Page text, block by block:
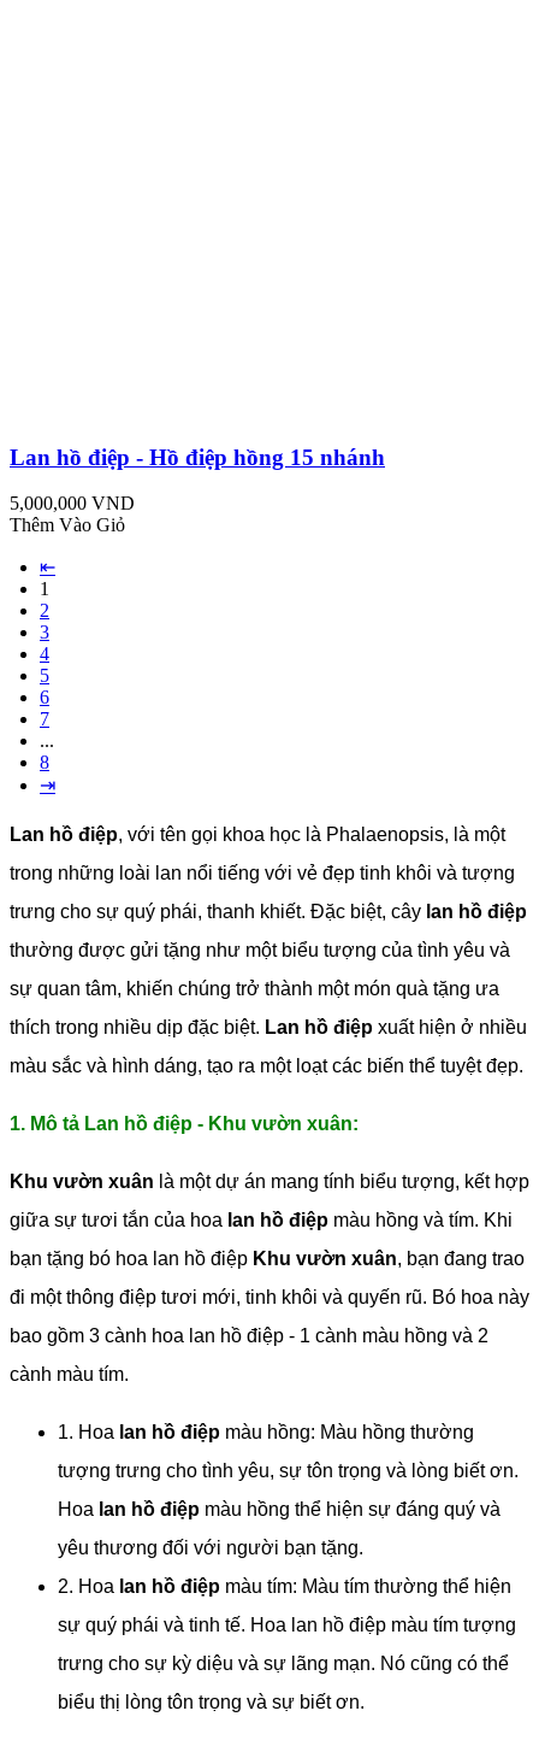
Lan hồ điệp - Hồ điệp hồng 15 nhánh
5,000,000 VND
Thêm Vào Giỏ
⇤
1
2
3
4
5
6
7
...
8
⇥
Lan hồ điệp, với tên gọi khoa học là Phalaenopsis, là một
trong những loài lan nổi tiếng với vẻ đẹp tinh khôi và tượng
trưng cho sự quý phái, thanh khiết. Đặc biệt, cây lan hồ điệp
thường được gửi tặng như một biểu tượng của tình yêu và
sự quan tâm, khiến chúng trở thành một món quà tặng ưa
thích trong nhiều dịp đặc biệt. Lan hồ điệp xuất hiện ở nhiều
màu sắc và hình dáng, tạo ra một loạt các biến thể tuyệt đẹp.
1. Mô tả Lan hồ điệp - Khu vườn xuân:
Khu vườn xuân là một dự án mang tính biểu tượng, kết hợp
giữa sự tươi tắn của hoa lan hồ điệp màu hồng và tím. Khi
bạn tặng bó hoa lan hồ điệp Khu vườn xuân, bạn đang trao
đi một thông điệp tươi mới, tinh khôi và quyến rũ. Bó hoa này
bao gồm 3 cành hoa lan hồ điệp - 1 cành màu hồng và 2
cành màu tím.
1. Hoa lan hồ điệp màu hồng: Màu hồng thường
tượng trưng cho tình yêu, sự tôn trọng và lòng biết ơn.
Hoa lan hồ điệp màu hồng thể hiện sự đáng quý và
yêu thương đối với người bạn tặng.
2. Hoa lan hồ điệp màu tím: Màu tím thường thể hiện
sự quý phái và tinh tế. Hoa lan hồ điệp màu tím tượng
trưng cho sự kỳ diệu và sự lãng mạn. Nó cũng có thể
biểu thị lòng tôn trọng và sự biết ơn.